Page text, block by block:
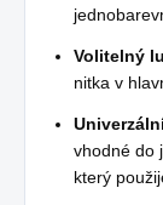
Volitelný
nitka v
vhodné do
který